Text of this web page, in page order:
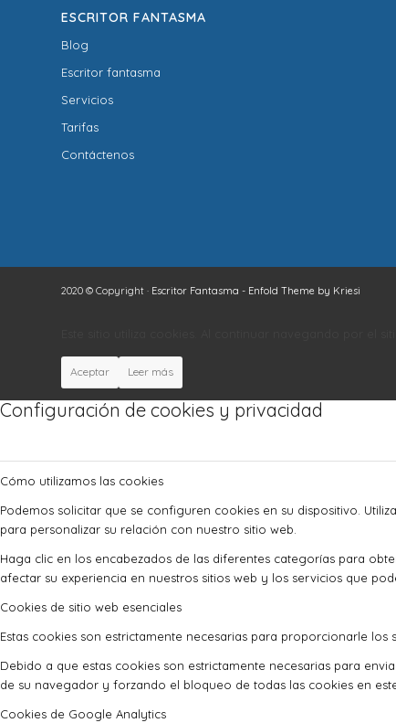
ESCRITOR FANTASMA
Blog
Escritor fantasma
Servicios
Tarifas
Contáctenos
2020 © Copyright · Escritor Fantasma - Enfold Theme by Kriesi
Aceptar Leer más
Configuración de cookies y privacidad
Cómo utilizamos las cookies
Podemos solicitar que se configuren cookies en su dispositivo.
para personalizar su relación con nuestro sitio web.
Haga clic en los encabezados de las diferentes categorías para
afectar su experiencia en nuestros sitios web y los servicios que
Cookies de sitio web esenciales
Estas cookies son estrictamente necesarias para proporcionarle
Debido a que estas cookies son estrictamente necesarias para
de su navegador y forzando el bloqueo de todas las cookies en
Cookies de Google Analytics